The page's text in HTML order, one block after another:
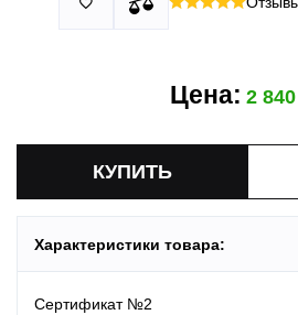
По России: оплата производится до

Цена: 2 840
Характеристики товара:
Сертификат №2